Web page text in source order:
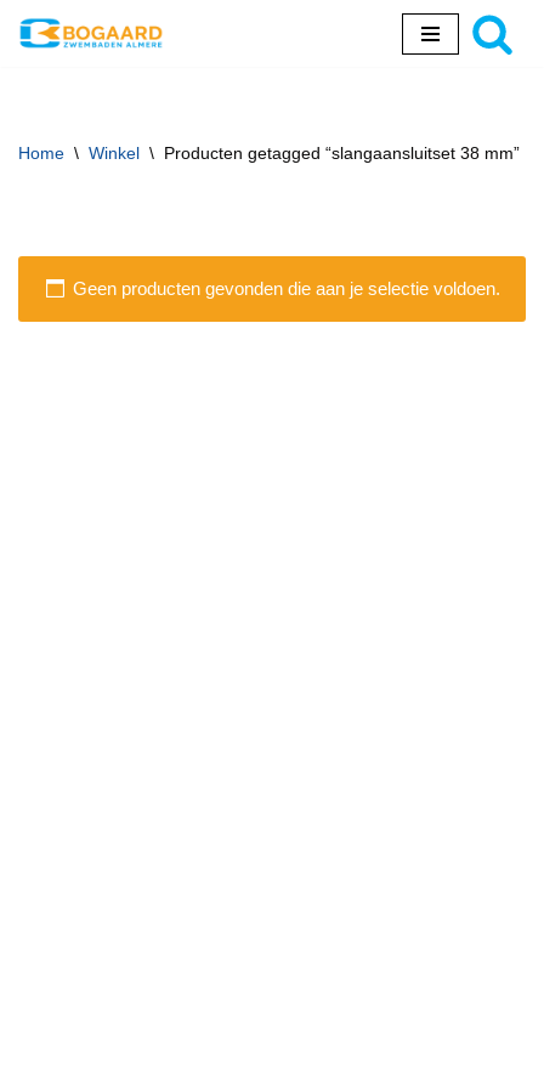
inhoud
Home \ Winkel \ Producten getagged “slangaansluitset 38 mm”
Geen producten gevonden die aan je selectie voldoen.